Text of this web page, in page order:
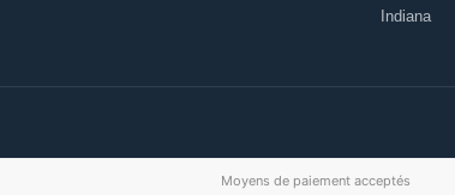
Indiana
Moyens de paiement acceptés